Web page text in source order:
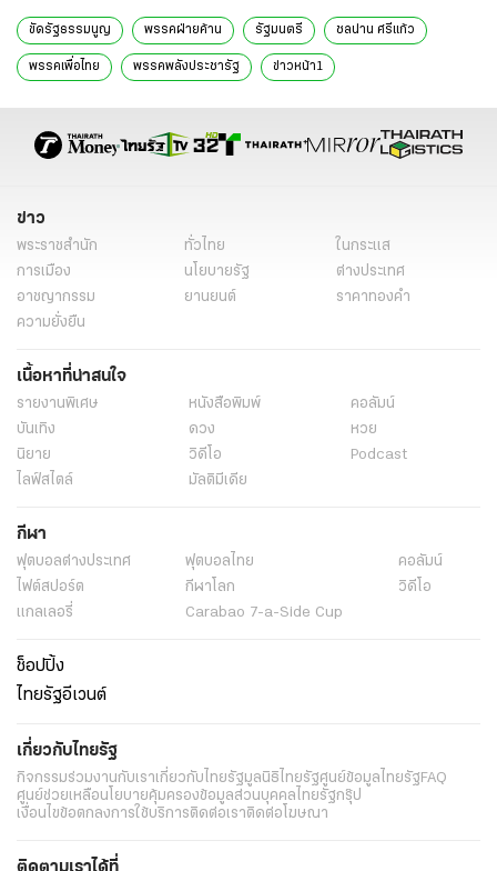
ขัดรัฐธรรมนูญ พรรคฝ่ายค้าน รัฐมนตรี ชลน่าน ศรีแก้ว
พรรคเพื่อไทย พรรคพลังประชารัฐ ข่าวหน้า1
ข่าว
พระราชสำนัก ทั่วไทย
ในกระแส
การเมือง
นโยบายรัฐ
ต่างประเทศ
อาชญากรรม
ยานยนต์
ราคาทองคำ
ความยั่งยืน
เนื้อหาที่น่าสนใจ
รายงานพิเศษ หนังสือพิมพ์
คอลัมน์
บันเทิง
ดวง
หวย
นิยาย
วิดีโอ
Podcast
ไลฟ์สไตล์
มัลติมีเดีย
กีฬา
ฟุตบอลต่่างประเทศ ฟุตบอลไทย
คอลัมน์
ไฟต์สปอร์ต
กีฬาโลก
วิดีโอ
แกลเลอรี่
Carabao 7-a-Side Cup
ช็อปปิ้ง
ไทยรัฐอีเวนต์
เกี่ยวกับไทยรัฐ
กิจกรรมร่วมงานกับเราเกี่ยวกับไทยรัฐมูลนิธิไทยรัฐศูนย์ข้อมูลไทยรัฐFAQ
ศูนย์ช่วยเหลือนโยบายคุ้มครองข้อมูลส่วนบุคคลไทยรัฐกรุ๊ป
เงื่อนไขข้อตกลงการใช้บริการติดต่อเราติดต่อโฆษณา